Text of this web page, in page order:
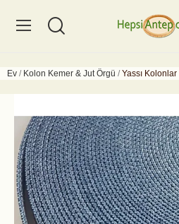
Ev Kolon Kemer & Jut Örgü Yassı Kolonlar